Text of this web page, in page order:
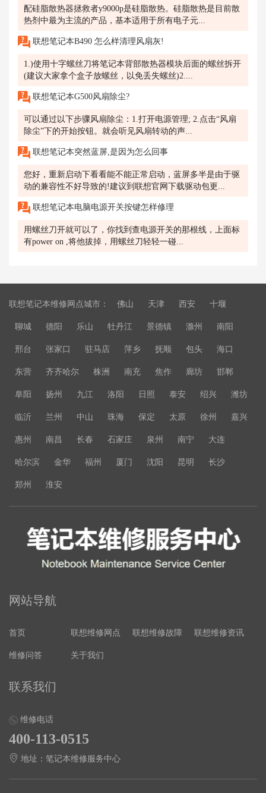
配硅脂散热器拯救者y9000p是硅脂散热。硅脂散热是目前散
热剂中最为主流的产品，基本适用于所有电子元...
联想笔记本B490 怎么样清理风扇灰!
1.)使用十字螺丝刀将笔记本背部散热器模块后面的螺丝拆开
(建议大家拿个盒子放螺丝，以免丢失螺丝)2....
联想笔记本G500风扇除尘?
可以通过以下步骤风扇除尘：1.打开电源管理; 2.点击“风扇
除尘”下的开始按钮。就会听见风扇转动的声...
联想笔记本突然蓝屏,是因为怎么回事
您好，重新启动下看看能不能正常启动，蓝屏多半是由于驱
动的兼容性不好导致的!建议到联想官网下载驱动包更...
联想笔记本电脑电源开关按键怎样修理
用螺丝刀开就可以了，你找到查电源开关的那根线，上面标
有power on ,将他拔掉，用螺丝刀轻轻一碰...
联想笔记本维修网点城市： 佛山 天津 西安 十堰
聊城 德阳 乐山 牡丹江 景德镇 滁州 南阳
邢台 张家口 驻马店 萍乡 抚顺 包头 海口
东营 齐齐哈尔 株洲 南充 焦作 廊坊 邯郸
阜阳 扬州 九江 洛阳 日照 泰安 绍兴 潍坊
临沂 兰州 中山 珠海 保定 太原 徐州 嘉兴
惠州 南昌 长春 石家庄 泉州 南宁 大连
哈尔滨 金华 福州 厦门 沈阳 昆明 长沙
郑州 淮安
网站导航
首页 联想维修网点 联想维修故障 联想维修资讯
维修问答 关于我们
联系我们
维修电话
400-113-0515
地址：笔记本维修服务中心